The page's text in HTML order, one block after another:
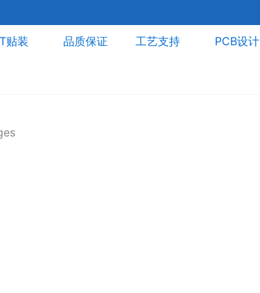
贴装 品质保证 工艺支持 PCB设计